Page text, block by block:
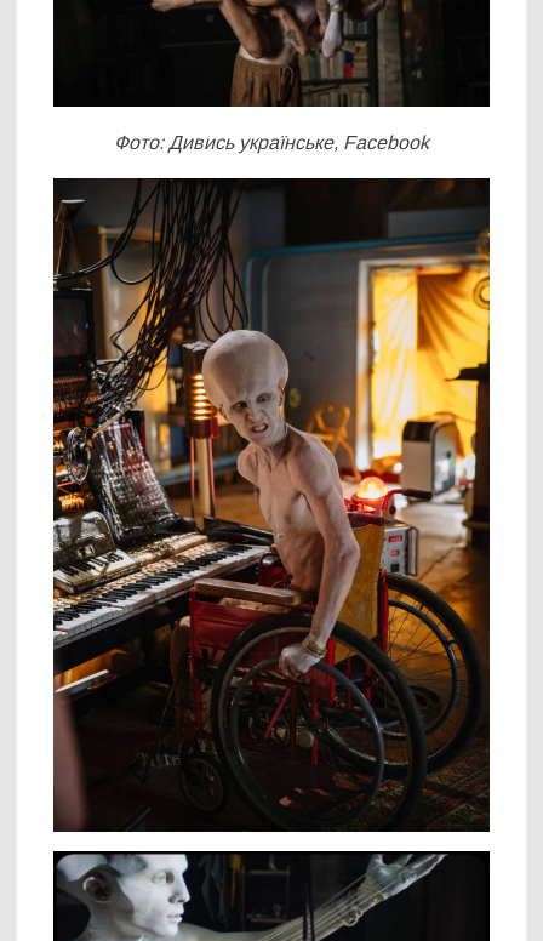
Фото: Дивись українське, Facebook